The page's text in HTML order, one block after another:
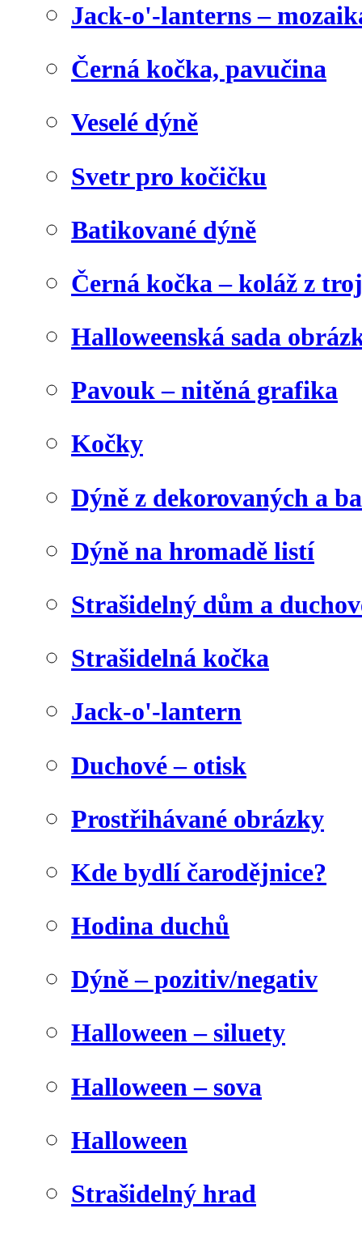
Jack-o'-lanterns –
Černá kočka, pavučina
Veselé dýně
Svetr pro kočičku
Batikované dýně
Černá kočka – koláž z
Halloweenská sada
Pavouk – nitěná grafika
Kočky
Dýně z dekorovaných a
Dýně na hromadě listí
Strašidelný dům a
Strašidelná kočka
Jack-o'-lantern
Duchové – otisk
Prostřihávané obrázky
Kde bydlí čarodějnice?
Hodina duchů
Dýně – pozitiv/negativ
Halloween – siluety
Halloween – sova
Halloween
Strašidelný hrad